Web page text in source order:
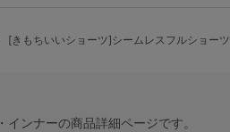
[きもちいいショーツ]シームレスフルショーツ
インナーの商品詳細ページです。